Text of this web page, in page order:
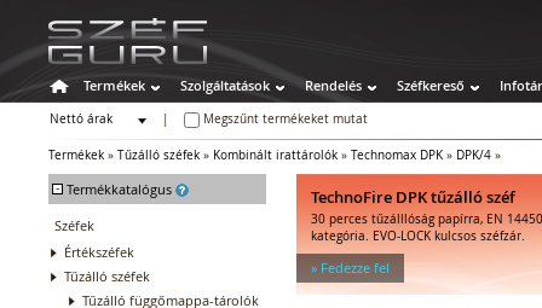
Termékek Szolgáltatások Rendelés Széfkereső Infotár
Nettó árak
Megszűnt termékeket mutat
Termékek » Tűzálló széfek » Kombinált irattárolók » Technomax DPK » DPK/4 »
- Termékkatalógus
Széfek
Értékszéfek
Tűzálló széfek
Tűzálló függőmappa-tárolók
TechnoFire DPK tűzálló széf
30 perces tűzálllóság papírra, EN
kategória. EVO-LOCK kulcsos széfzár.
» Fedezze fel